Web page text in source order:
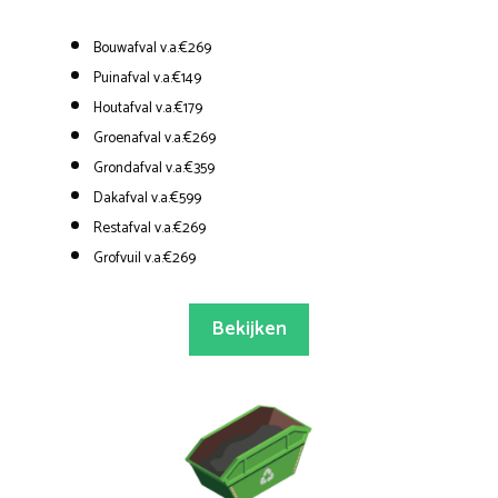
Bouwafval v.a.€269
Puinafval v.a.€149
Houtafval v.a.€179
Groenafval v.a.€269
Grondafval v.a.€359
Dakafval v.a.€599
Restafval v.a.€269
Grofvuil v.a.€269
Bekijken